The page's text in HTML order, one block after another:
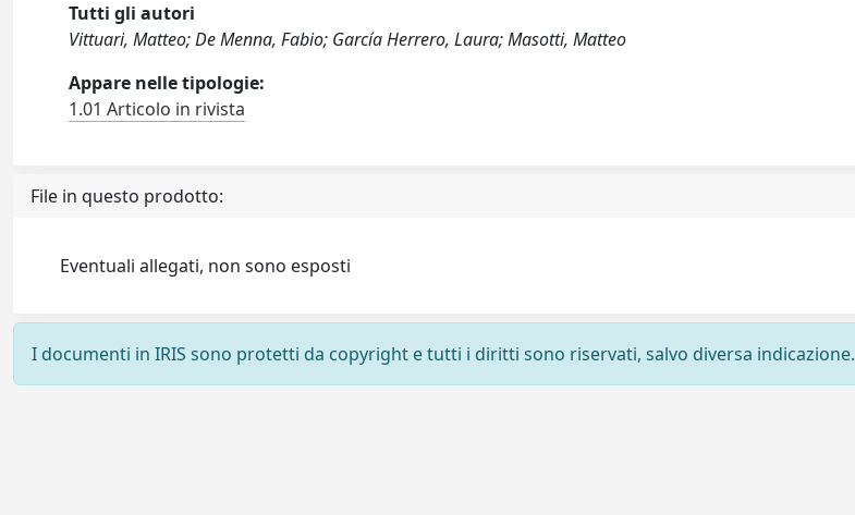
Tutti gli autori
Vittuari, Matteo; De Menna, Fabio; García Herrero, Laura; Masotti, Matteo
Appare nelle tipologie:
1.01 Articolo in rivista
File in questo prodotto:
Eventuali allegati, non sono esposti
I documenti in IRIS sono protetti da copyright e tutti i diritti sono riservati, salvo diversa indicazione.